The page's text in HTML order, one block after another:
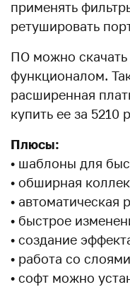
применять
ретушировать
ПО можно скачать
функционалом.
расширенная
купить ее за 5210
Плюсы:
• шаблоны для
• обширная
• автоматическая
• быстрое
• создание
• работа со
• софт можно